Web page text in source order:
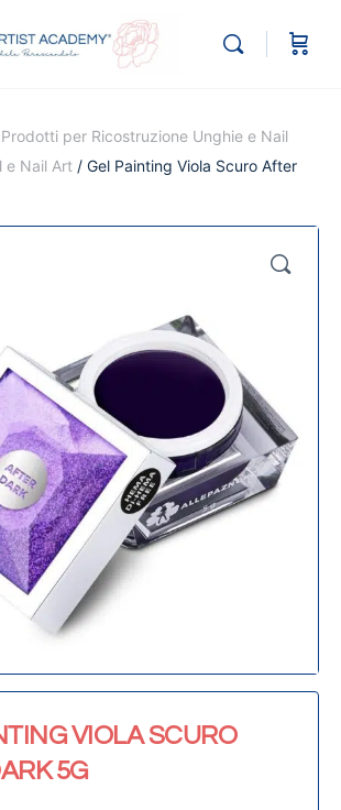
Prodotti per Ricostruzione Unghie e Nail
e Nail Art / Gel Painting Viola Scuro After
🔍
VIOLA SCURO
5G